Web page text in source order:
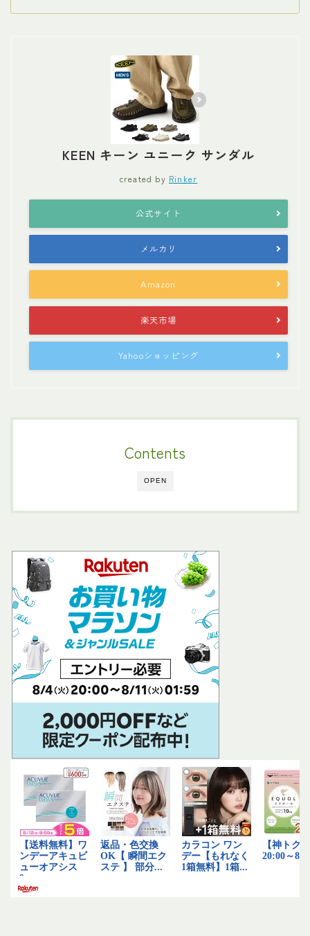
KEEN キーン ユニーク サンダル
created by Rinker
公式サイト
メルカリ
Amazon
楽天市場
Yahooショッピング
OPEN
Contents